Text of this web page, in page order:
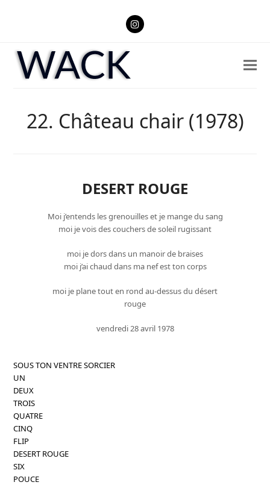
Instagram
22. Château chair (1978)
DESERT ROUGE
Moi j’entends les grenouilles et je mange du sang
moi je vois des couchers de soleil rugissant
moi je dors dans un manoir de braises
moi j’ai chaud dans ma nef est ton corps
moi je plane tout en rond au-dessus du désert
rouge
vendredi 28 avril 1978
SOUS TON VENTRE SORCIER
UN
DEUX
TROIS
QUATRE
CINQ
FLIP
DESERT ROUGE
SIX
POUCE